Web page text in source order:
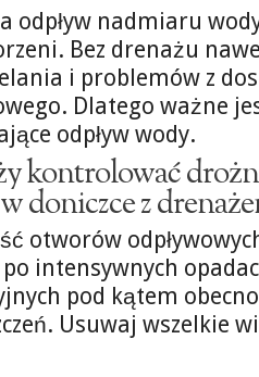
odpływ nadmiaru
Bez drenażu
i problemów z
Dlatego ważne
odpływ wody.
kontrolować
doniczce z
otworów
intensywnych
pod kątem
Usuwaj wszelkie